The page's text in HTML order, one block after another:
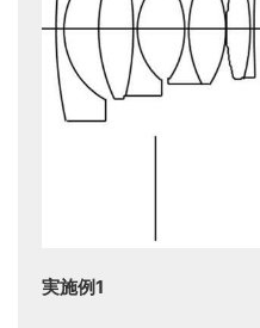
実施例1